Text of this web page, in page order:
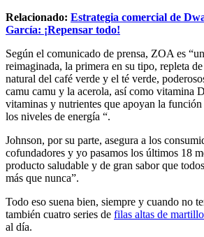
Relacionado: Estrategia comercial de
García: ¡Repensar todo!
Según el comunicado de prensa, ZOA es
reimaginada, la primera en su tipo, repleta
natural del café verde y el té verde,
camu camu y la acerola, así como vitamina
vitaminas y nutrientes que apoyan la
los niveles de energía “.
Johnson, por su parte, asegura a los
cofundadores y yo pasamos los últimos 18
producto saludable y de gran sabor que
más que nunca”.
Todo eso suena bien, siempre y cuando no
también cuatro series de filas altas de
al día.